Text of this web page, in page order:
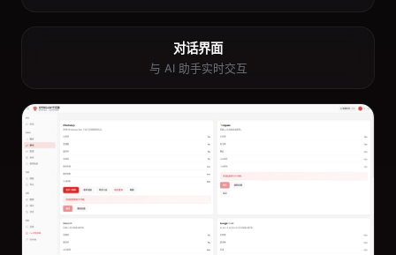
对话界面
与 AI 助手实时交互